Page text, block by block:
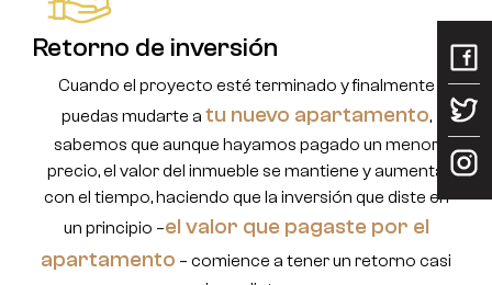
Retorno de inversión
Cuando el proyecto esté terminado y finalmente
puedas mudarte a tu nuevo apartamento,
sabemos que aunque hayamos pagado un menor
precio, el valor del inmueble se mantiene y aumenta
con el tiempo, haciendo que la inversión que diste en
un principio –el valor que pagaste por el
apartamento – comience a tener un retorno casi